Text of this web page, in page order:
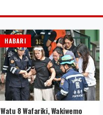
HABARI
Watu 8 Wafariki, Wakiwemo